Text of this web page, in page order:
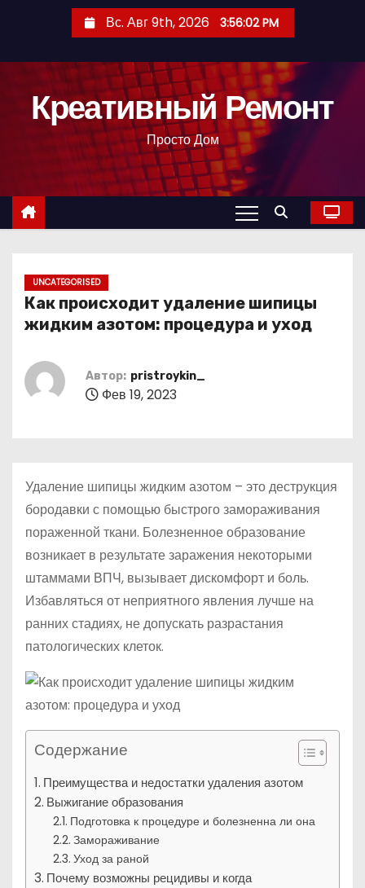
с
Вс. Авг 9th, 2026 3:56:03 PM
Креативный Ремонт
Просто Дом
UNCATEGORISED
Как происходит удаление шипицы
жидким азотом: процедура и уход
Автор: pristroykin_
Фев 19, 2023
Удаление шипицы жидким азотом – это деструкция
бородавки с помощью быстрого замораживания
пораженной ткани. Болезненное образование
возникает в результате заражения некоторыми
штаммами ВПЧ, вызывает дискомфорт и боль.
Избавляться от неприятного явления лучше на
ранних стадиях, не допускать разрастания
патологических клеток.
Содержание
Преимущества и недостатки удаления азотом
Выжигание образования
Подготовка к процедуре и болезненна ли она
Замораживание
Уход за раной
Почему возможны рецидивы и когда